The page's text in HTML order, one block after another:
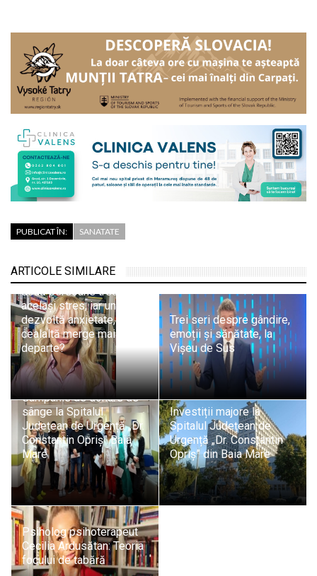
PUBLICAT ÎN: SANATATE
ARTICOLE SIMILARE
Psiholog psihoterapeut
Cecilia Ardusătan: De ce
două persoane trec prin
același stres, iar una
dezvoltă anxietate, iar
cealaltă merge mai
departe?
Trei seri despre gândire,
emoții și sănătate, la
Vișeu de Sus
Campanie de donare de
sânge la Spitalul
Județean de Urgență „Dr.
Constantin Opriș” Baia
Mare
Investiții majore la
Spitalul Județean de
Urgență „Dr. Constantin
Opriș” din Baia Mare
Psiholog psihoterapeut
Cecilia Ardusătan: Teoria
focului de tabără